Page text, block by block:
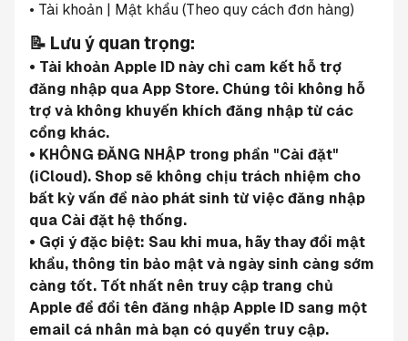
• Tài khoản | Mật khẩu (Theo quy cách đơn hàng)
📝 Lưu ý quan trọng:
• Tài khoản Apple ID này chỉ cam kết hỗ trợ
đăng nhập qua App Store. Chúng tôi không hỗ
trợ và không khuyến khích đăng nhập từ các
cổng khác.
• KHÔNG ĐĂNG NHẬP trong phần "Cài đặt"
(iCloud). Shop sẽ không chịu trách nhiệm cho
bất kỳ vấn đề nào phát sinh từ việc đăng nhập
qua Cài đặt hệ thống.
• Gợi ý đặc biệt: Sau khi mua, hãy thay đổi mật
khẩu, thông tin bảo mật và ngày sinh càng sớm
càng tốt. Tốt nhất nên truy cập trang chủ
Apple để đổi tên đăng nhập Apple ID sang một
email cá nhân mà bạn có quyền truy cập.